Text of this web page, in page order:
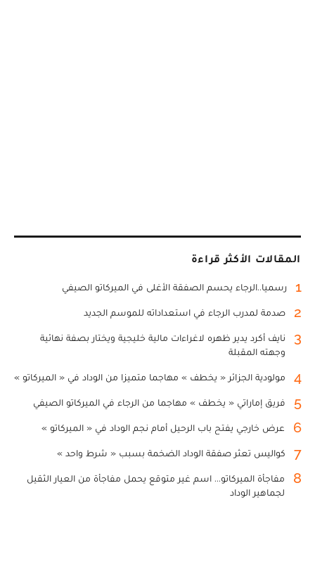
المقالات الأكثر قراءة
1 رسميا..الرجاء يحسم الصفقة الأغلى في الميركاتو الصيفي
2 صدمة لمدرب الرجاء في استعداداته للموسم الجديد
3
نايف أكرد يدير ظهره لاغراءات مالية خليجية ويختار بصفة نهائية
وجهته المقبلة
4 مولودية الجزائر « يخطف » مهاجما متميزا من الوداد في « الميركاتو »
5 فريق إماراتي « يخطف » مهاجما من الرجاء في الميركاتو الصيفي
6 عرض خارجي يفتح باب الرحيل أمام نجم الوداد في « الميركاتو »
7 كواليس تعثر صفقة الوداد الضخمة بسبب « شرط واحد »
8
مفاجأة الميركاتو... اسم غير متوقع يحمل مفاجأة من العيار الثقيل
لجماهير الوداد